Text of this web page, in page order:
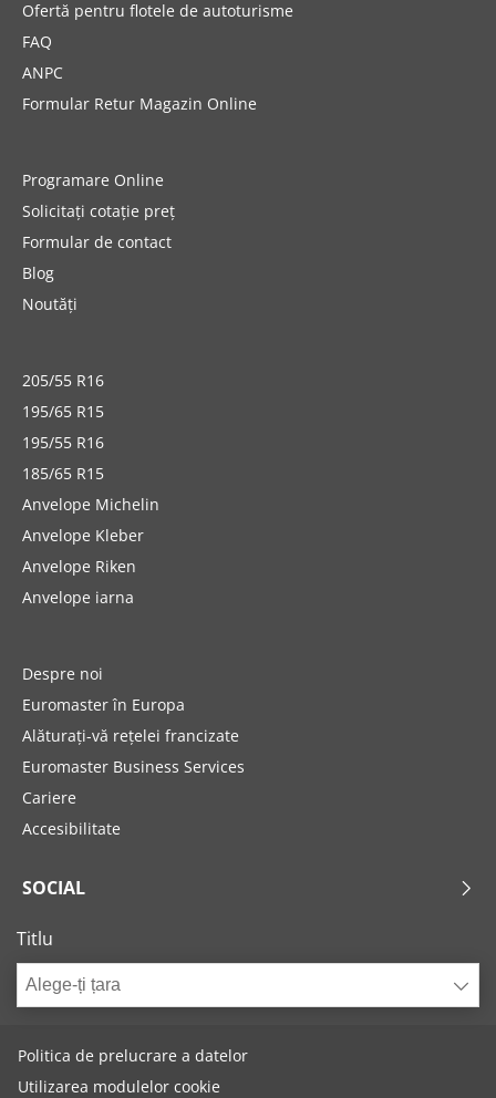
Ofertă pentru flotele de autoturisme
FAQ
ANPC
Formular Retur Magazin Online
Programare Online
Solicitați cotație preț
Formular de contact
Blog
Noutăți
205/55 R16
195/65 R15
195/55 R16
185/65 R15
Anvelope Michelin
Anvelope Kleber
Anvelope Riken
Anvelope iarna
Despre noi
Euromaster în Europa
Alăturați-vă rețelei francizate
Euromaster Business Services
Cariere
Accesibilitate
SOCIAL
Titlu
Alege-ți țara
Politica de prelucrare a datelor
Utilizarea modulelor cookie